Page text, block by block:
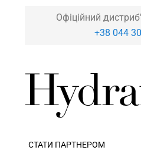
Офіційний
+38 044
СТАТИ ПАРТНЕРОМ